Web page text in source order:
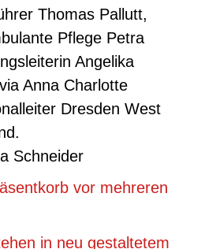
Thomas Pallutt,
Pflege Petra
Angelika
Anna Charlotte
Dresden West
Schneider